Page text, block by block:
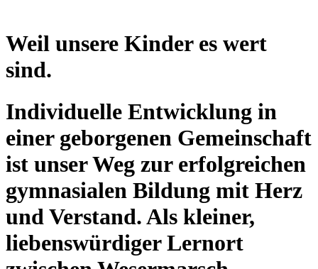
Weil unsere Kinder es wert
sind.
Individuelle Entwicklung in
einer geborgenen Gemeinschaft
ist unser Weg zur erfolgreichen
gymnasialen Bildung mit Herz
und Verstand. Als kleiner,
liebenswürdiger Lernort